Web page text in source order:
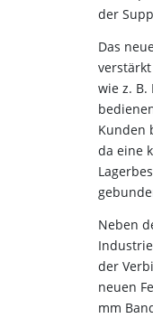
der
Das
wie z.
Kunden
da eine
Neben
der
neuen
mm